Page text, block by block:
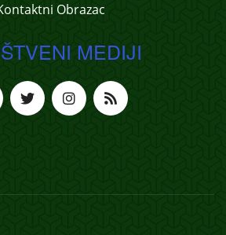
Obrazac
MEDIJI